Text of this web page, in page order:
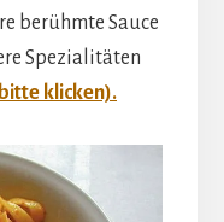
berühmte Sauce
Spezialitäten
klicken).